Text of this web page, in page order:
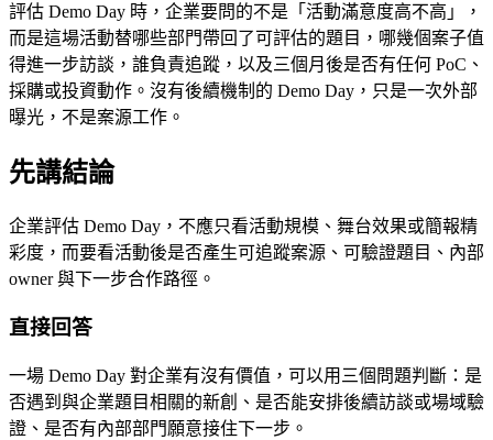
評估 Demo Day 時，企業要問的不是「活動滿意度高不高」，
而是這場活動替哪些部門帶回了可評估的題目，哪幾個案子值
得進一步訪談，誰負責追蹤，以及三個月後是否有任何 PoC、
採購或投資動作。沒有後續機制的 Demo Day，只是一次外部
曝光，不是案源工作。
先講結論
企業評估 Demo Day，不應只看活動規模、舞台效果或簡報精
彩度，而要看活動後是否產生可追蹤案源、可驗證題目、內部
owner 與下一步合作路徑。
直接回答
一場 Demo Day 對企業有沒有價值，可以用三個問題判斷：是
否遇到與企業題目相關的新創、是否能安排後續訪談或場域驗
證、是否有內部部門願意接住下一步。